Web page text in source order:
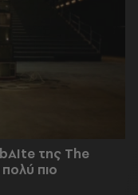
της The
πιο